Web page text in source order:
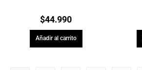
$44.990
Añadir al carrito